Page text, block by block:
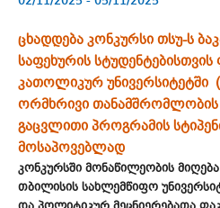
ცხადდება კონკურსი თსუ-ს
საფეხურის
კათოლიკურ უნივერსიტეტში
ორმხრივი
გაცვლითი პროგრამის
მოსაპოვებლად
კონკურსში მონაწილეობის
თბილისის სახლემწიფო